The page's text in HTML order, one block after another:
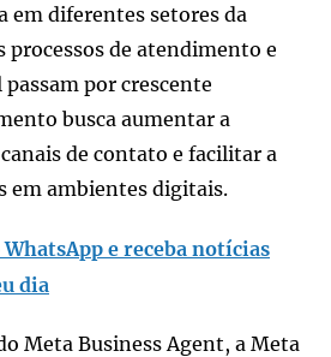
em diferentes setores da
processos de atendimento e
por crescente
busca aumentar a
de contato e facilitar a
em ambientes digitais.
e receba notícias
dia
Meta Business Agent, a Meta